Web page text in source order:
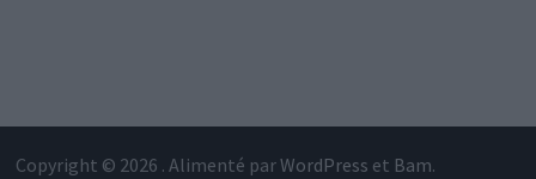
Copyright © 2026 . Alimenté parWordPress et Bam.